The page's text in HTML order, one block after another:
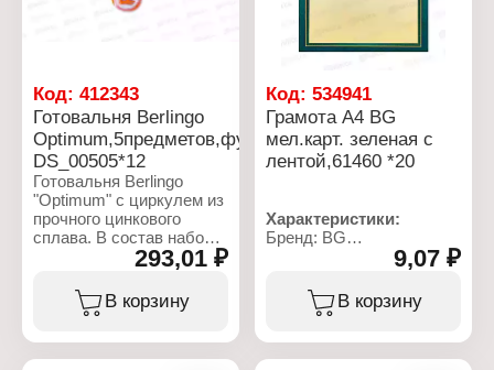
Длина циркуля: 135 мм
Материал циркуля:
металл
футляр
Код: 412343
Готовальня Berlingo
Optimum,5предметов,футляр
DS_00505*12
Готовальня Berlingo
"Optimum" с циркулем из
прочного цинкового
сплава. В состав набора
входят: циркуль с
эргономичной головкой,
пенал с запасным
грифелем, насадка с
293,01 ₽
В корзину
Код:534941
Грамота А4 BG
мел.карт. зеленая с
лентой,61460 *20
Характеристики:
Бренд: BG
Тип товара: Наградной
бланк
Вид: Грамота
9,07 ₽
В корзину